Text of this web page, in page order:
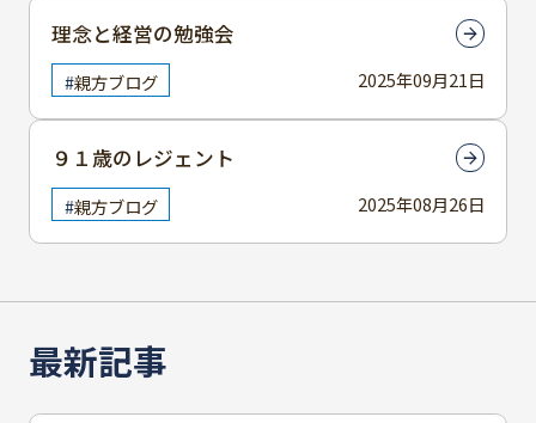
最新記事
2025年09月21日
理念と経営の勉強会
親方ブログ
2025年08月26日
９１歳のレジェント
親方ブログ